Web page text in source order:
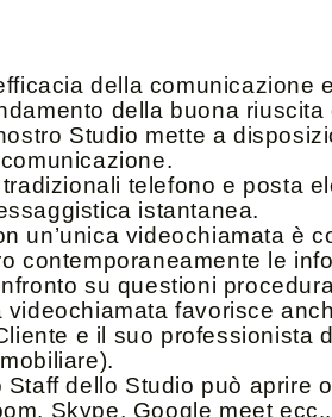
della
della buona
Studio mette a
telefono e posta
istantanea.
un’unica videochiamata è
contemporaneamente le
su questioni
videochiamata favorisce
e il suo professionista
Staff dello Studio può aprire
Skype, Google meet ecc..